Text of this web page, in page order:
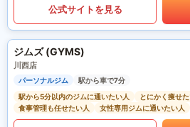
公式サイトを見る
ジムズ (GYMS)
川西店
パーソナルジム
駅から車で7分
駅から5分以内のジムに通いたい人
とにかく痩せ
食事管理も任せたい人
女性専用ジムに通いたい人